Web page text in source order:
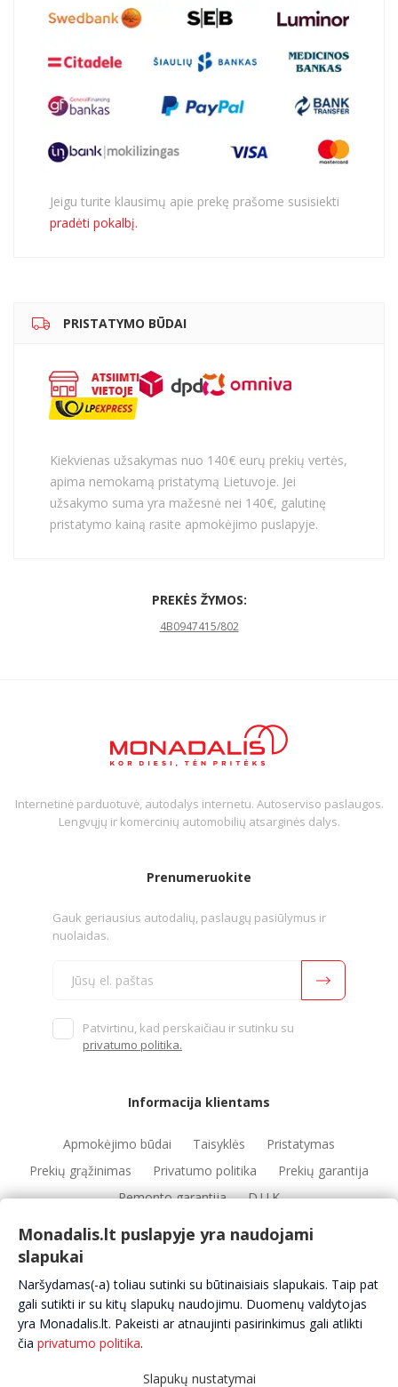
Jeigu turite klausimų apie prekę prašome susisiekti
pradėti pokalbį.
PRISTATYMO BŪDAI
Kiekvienas užsakymas nuo 140€ eurų prekių vertės,
apima nemokamą pristatymą Lietuvoje. Jei
užsakymo suma yra mažesnė nei 140€, galutinę
pristatymo kainą rasite apmokėjimo puslapyje.
PREKĖS ŽYMOS:
4B0947415/802
Internetinė parduotuvė, autodalys internetu. Autoserviso paslaugos.
Lengvųjų ir komercinių automobilių atsarginės dalys.
Prenumeruokite
Gauk geriausius autodalių, paslaugų pasiūlymus ir
nuolaidas.
Patvirtinu, kad perskaičiau ir sutinku su
privatumo politika.
Informacija klientams
Apmokėjimo būdai Taisyklės
Pristatymas
Prekių grąžinimas
Privatumo politika
Prekių garantija
Remonto garantija
D.U.K
Automobilių servisai Automobilių dalys
Apie mus
Kontaktai
Monadalis.lt puslapyje yra naudojami
slapukai
Naršydamas(-a) toliau sutinki su būtinaisiais slapukais. Taip pat
gali sutikti ir su kitų slapukų naudojimu. Duomenų valdytojas
yra Monadalis.lt. Pakeisti ar atnaujinti pasirinkimus gali atlikti
čia privatumo politika.
Slapukų nustatymai